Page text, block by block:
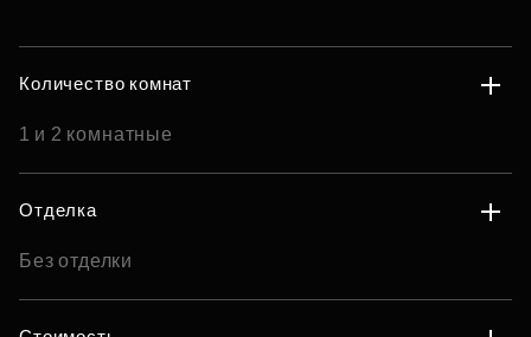
Количество комнат
1 и 2 комнатные
Отделка
Без отделки